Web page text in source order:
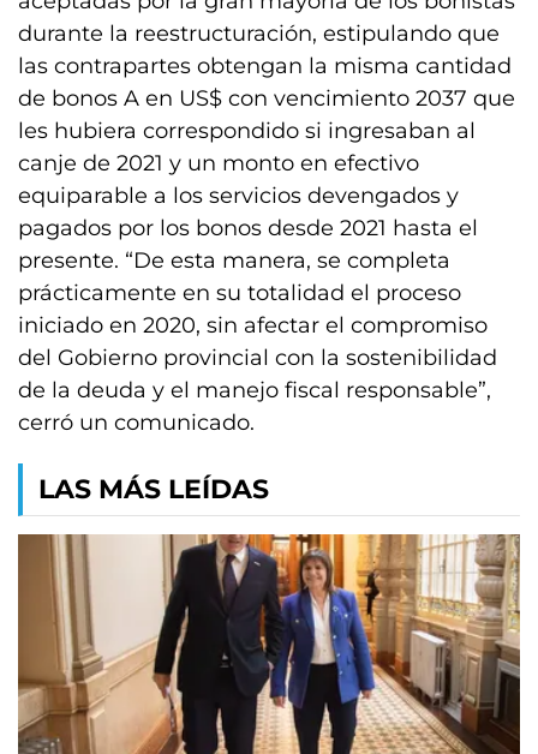
durante la reestructuración, estipulando que
las contrapartes obtengan la misma cantidad
de bonos A en US$ con vencimiento 2037 que
les hubiera correspondido si ingresaban al
canje de 2021 y un monto en efectivo
equiparable a los servicios devengados y
pagados por los bonos desde 2021 hasta el
presente. “De esta manera, se completa
prácticamente en su totalidad el proceso
iniciado en 2020, sin afectar el compromiso
del Gobierno provincial con la sostenibilidad
de la deuda y el manejo fiscal responsable”,
cerró un comunicado.
LAS MÁS LEÍDAS